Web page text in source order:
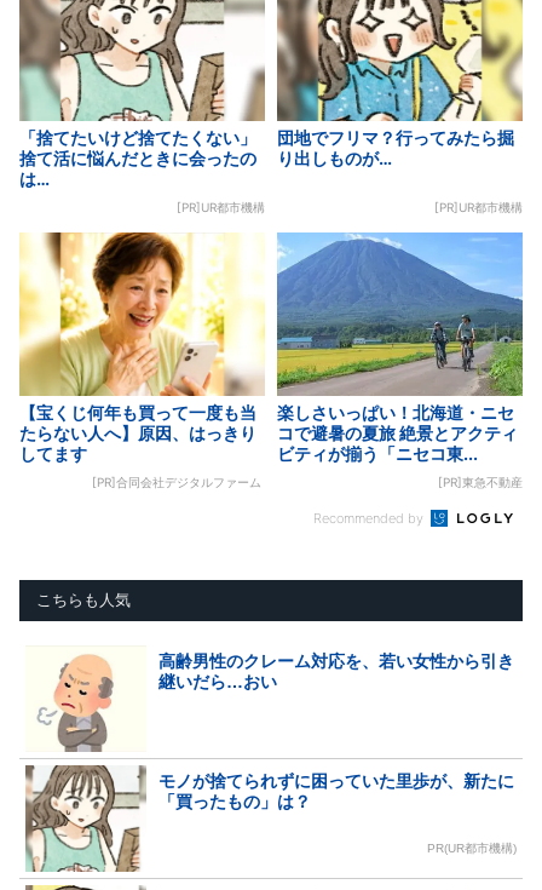
「捨てたいけど捨てたくない」
捨て活に悩んだときに会ったの
は…
[PR]UR都市機構
団地でフリマ？行ってみたら掘
り出しものが…
[PR]UR都市機構
【宝くじ何年も買って一度も当
たらない人へ】原因、はっきり
してます
[PR]合同会社デジタルファーム
楽しさいっぱい！北海道・ニセ
コで避暑の夏旅 絶景とアクティ
ビティが揃う「ニセコ東...
[PR]東急不動産
Recommended by
こちらも人気
高齢男性のクレーム対応を、若い女性から引き
継いだら…おい
モノが捨てられずに困っていた里歩が、新たに
「買ったもの」は？
PR(UR都市機構)